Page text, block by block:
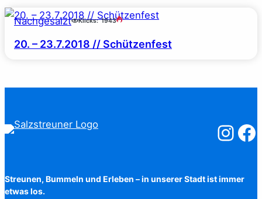
Nachgesalzt Klicks: 1943
20. – 23.7.2018 // Schützenfest
Streunen, Bummeln und Erleben – in unserer Stadt ist immer
etwas los.